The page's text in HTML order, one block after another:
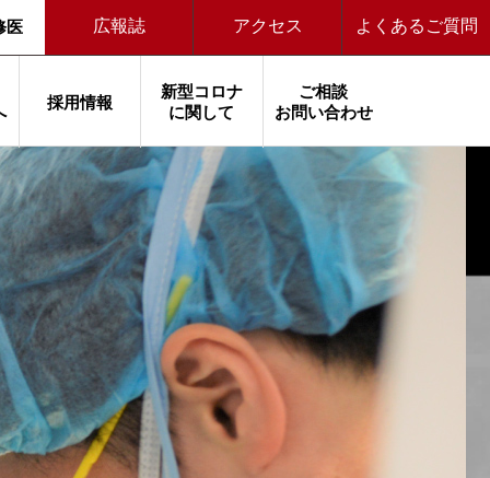
広報誌 アクセス よくあるご質問
医
広報・講座等について
報誌
きいき健康教室（一般向け）
ニ講座（一般向け）
前講座（医療従事者向け）
メディアの方へ
入院について
内 女性病棟
・証明書 料金
ンター
その他
ウマチ科 小児科 産婦人科
鼻咽喉科 眼科 放射線科
膚科 泌尿器科 麻酔科
神科 病理診断科
者さまのご紹介
ートライブラリー
採用情報
輩の声
新型コロナ
に関して
ご相談
お問い合わせ
トマップ
内がん登録データの研究への利用